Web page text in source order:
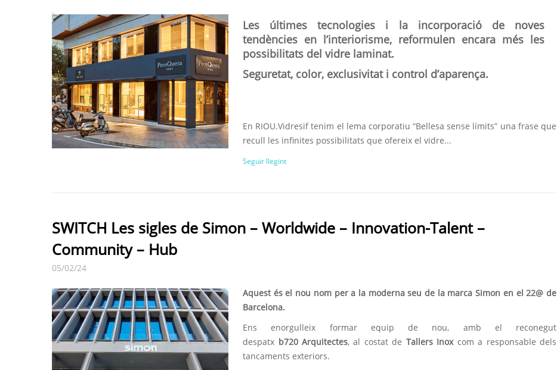
Les últimes tecnologies i la incorporació de noves
tendències en l’interiorisme, reformulen encara més les
possibilitats del vidre laminat.
Seguretat, color, exclusivitat i control d’aparença.
En RIOU.Vidresif tenim el lema corporatiu “Bellesa sense límits” una frase que
recull les infinites possibilitats que ofereix el vidre...
Seguir llegint
SWITCH Les sigles de Simon – Worldwide – Innovation-Talent –
Community – Hub
05/02/24
Aquest és el nou nom per a la moderna seu de la marca Simon en el 22@ de
Barcelona.
Ens enorgulleix formar equip de nou, amb el reconegut
despatx b720 Arquitectes, al costat de Tallers Inoxcom a responsable dels
tancaments exteriors.